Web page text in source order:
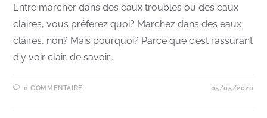
Entre marcher dans des eaux troubles ou des eaux
claires, vous préferez quoi? Marchez dans des eaux
claires, non? Mais pourquoi? Parce que c'est rassurant
d'y voir clair, de savoir…
0 COMMENTAIRE 05/05/2020